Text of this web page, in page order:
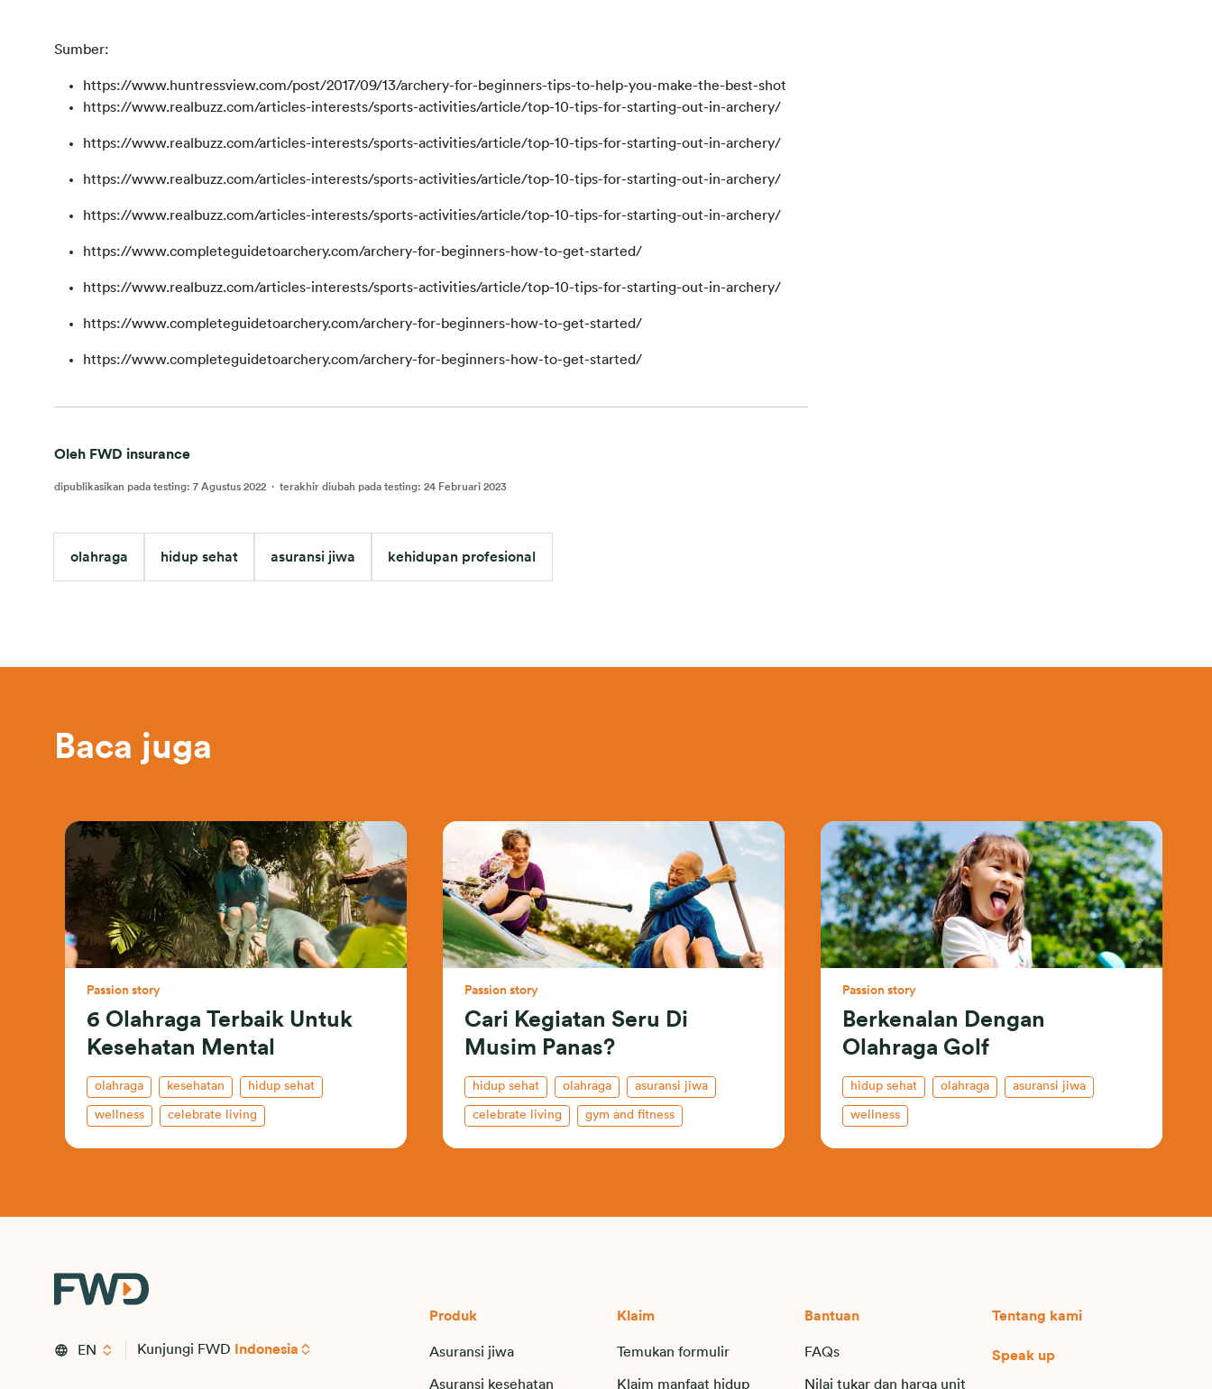
Sumber:
https://www.huntressview.com/post/2017/09/13/archery-for-beginners-tips-to-help-you-make-the-best-shot
https://www.realbuzz.com/articles-interests/sports-activities/article/top-10-tips-for-starting-out-in-archery/
https://www.realbuzz.com/articles-interests/sports-activities/article/top-10-tips-for-starting-out-in-archery/
https://www.realbuzz.com/articles-interests/sports-activities/article/top-10-tips-for-starting-out-in-archery/
https://www.realbuzz.com/articles-interests/sports-activities/article/top-10-tips-for-starting-out-in-archery/
https://www.completeguidetoarchery.com/archery-for-beginners-how-to-get-started/
https://www.realbuzz.com/articles-interests/sports-activities/article/top-10-tips-for-starting-out-in-archery/
https://www.completeguidetoarchery.com/archery-for-beginners-how-to-get-started/
https://www.completeguidetoarchery.com/archery-for-beginners-how-to-get-started/
Oleh FWD insurance
dipublikasikan pada testing: 7 Agustus 2022 · terakhir diubah pada testing: 24 Februari 2023
olahraga hidup sehat asuransi jiwa kehidupan profesional
Baca juga
Passion story
6 Olahraga Terbaik Untuk
Kesehatan Mental
olahraga kesehatan hidup sehat
wellness celebrate living
Passion story
Cari Kegiatan Seru Di
Musim Panas?
hidup sehat olahraga asuransi jiwa
celebrate living gym and fitness
Passion story
Berkenalan Dengan
Olahraga Golf
hidup sehat olahraga asuransi jiwa
wellness
EN Kunjungi FWD Indonesia
Produk
Asuransi jiwa
Asuransi kesehatan
Klaim
Temukan formulir
Klaim manfaat hidup
Bantuan
FAQs
Nilai tukar dan harga unit
Tentang kami
Speak up